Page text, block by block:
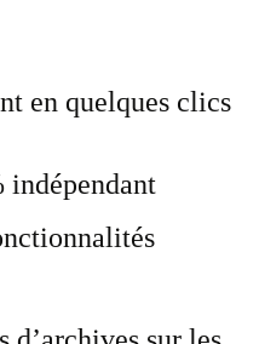
en quelques clics
indépendant